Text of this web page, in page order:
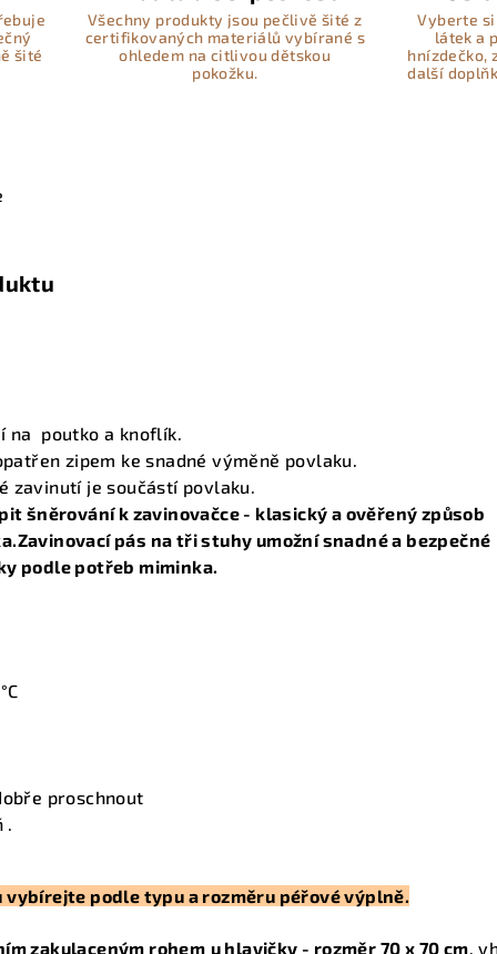
šité
Všechny produkty jsou pečlivě šité z
certifikovaných materiálů vybírané s
ohledem na citlivou dětskou
pokožku.
Vyberte
látek a
hnízdečko,
další
na poutko a knoflík.
zipem ke snadné výměně povlaku.
zavinutí je součástí povlaku.
šněrování k zavinovačce - klasický a ověřený způsob
pás na tři stuhy umožní snadné a bezpečné
podle potřeb miminka.
proschnout
vybírejte podle typu a rozměru péřové výplně.
zakulaceným rohem u hlavičky - rozměr 70 x 70 cm ,